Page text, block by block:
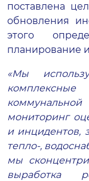
поставлена
обновления
этого
планирование
«Мы
мониторинг
и инцидентов,
тепло-,
мы
выработка